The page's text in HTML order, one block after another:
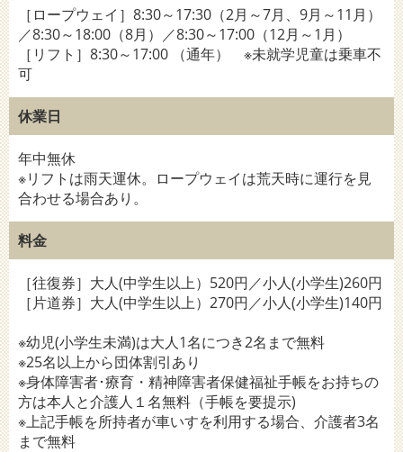
［ロープウェイ］8:30～17:30（2月～7月、9月～11月）
／8:30～18:00（8月）／8:30～17:00（12月～1月）
［リフト］8:30～17:00 （通年） ※未就学児童は乗車不
可
休業日
年中無休
※リフトは雨天運休。ロープウェイは荒天時に運行を見
合わせる場合あり。
料金
［往復券］大人(中学生以上）520円／小人(小学生)260円
［片道券］大人(中学生以上）270円／小人(小学生)140円
※幼児(小学生未満)は大人1名につき2名まで無料
※25名以上から団体割引あり
※身体障害者･療育・精神障害者保健福祉手帳をお持ちの
方は本人と介護人１名無料（手帳を要提示)
※上記手帳を所持者が車いすを利用する場合、介護者3名
まで無料